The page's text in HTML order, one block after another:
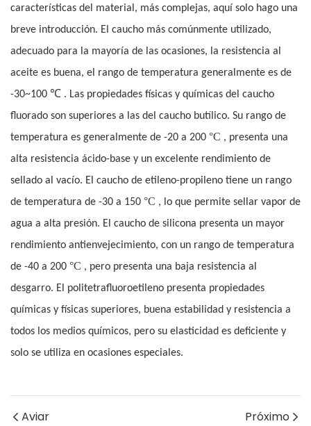
características del material, más complejas, aquí solo hago una
breve introducción. El caucho más comúnmente utilizado,
adecuado para la mayoría de las ocasiones, la resistencia al
aceite es buena, el rango de temperatura generalmente es de
-30~100 ℃ . Las propiedades físicas y químicas del caucho
fluorado son superiores a las del caucho butílico. Su rango de
temperatura es generalmente de -20 a 200 °C , presenta una
alta resistencia ácido-base y un excelente rendimiento de
sellado al vacío. El caucho de etileno-propileno tiene un rango
de temperatura de -30 a 150 °C , lo que permite sellar vapor de
agua a alta presión. El caucho de silicona presenta un mayor
rendimiento antienvejecimiento, con un rango de temperatura
de -40 a 200 °C , pero presenta una baja resistencia al
desgarro. El politetrafluoroetileno presenta propiedades
químicas y físicas superiores, buena estabilidad y resistencia a
todos los medios químicos, pero su elasticidad es deficiente y
solo se utiliza en ocasiones especiales.
Aviar Próximo